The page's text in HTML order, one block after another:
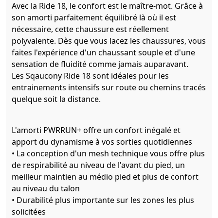
Avec la Ride 18, le confort est le maître-mot. Grâce à
son amorti parfaitement équilibré là où il est
nécessaire, cette chaussure est réellement
polyvalente. Dès que vous lacez les chaussures, vous
faites l'expérience d'un chaussant souple et d'une
sensation de fluidité comme jamais auparavant.
Les Sqaucony Ride 18 sont idéales pour les
entrainements intensifs sur route ou chemins tracés
quelque soit la distance.
L'amorti PWRRUN+ offre un confort inégalé et
apport du dynamisme à vos sorties quotidiennes
• La conception d'un mesh technique vous offre plus
de respirabilité au niveau de l'avant du pied, un
meilleur maintien au médio pied et plus de confort
au niveau du talon
• Durabilité plus importante sur les zones les plus
solicitées